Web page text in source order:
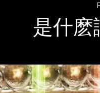
是什麽